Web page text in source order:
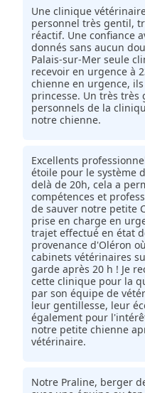
Une clinique
personnel très gentil,
réactif. Une confiance
donnés sans aucun
Palais-sur-Mer seule
recevoir en urgence à
chienne en urgence,
princesse. Un très
personnels de la
notre chienne.
Excellents
étoile pour le système
delà de 20h, cela a
compétences et
de sauver notre petite
prise en charge en
trajet effectué en état
provenance d'Oléron
cabinets vétérinaires
garde après 20 h ! Je
cette clinique pour la
par son équipe de
leur gentillesse, leur
également pour
notre petite chienne
vétérinaire.
Notre Praline, berger